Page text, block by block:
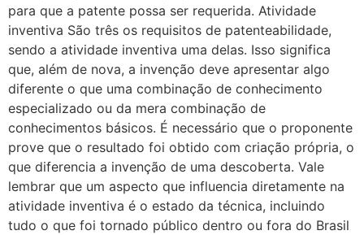
para que a patente possa ser requerida. Atividade
inventiva São três os requisitos de patenteabilidade,
sendo a atividade inventiva uma delas. Isso significa
que, além de nova, a invenção deve apresentar algo
diferente o que uma combinação de conhecimento
especializado ou da mera combinação de
conhecimentos básicos. É necessário que o proponente
prove que o resultado foi obtido com criação própria, o
que diferencia a invenção de uma descoberta. Vale
lembrar que um aspecto que influencia diretamente na
atividade inventiva é o estado da técnica, incluindo
tudo o que foi tornado público dentro ou fora do Brasil